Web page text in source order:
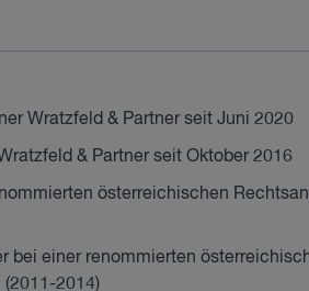
Wratzfeld & Partner seit Juni 2020
& Partner seit Oktober 2016
österreichischen
bei einer renommierten
2014)